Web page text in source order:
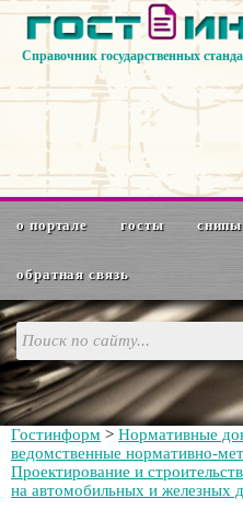
Справочник государственных
о портале госты снипы
обратная связь
Гостинформ > Нормативные
ведомственные нормативно-
Проектирование и
на автомобильных и железных